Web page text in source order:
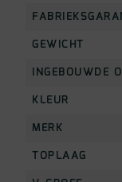
GEWICHT
INGEBOUWDE
KLEUR
MERK
TOPLAAG